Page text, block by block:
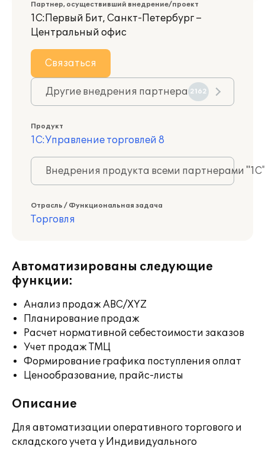
Партнер, осуществивший внедрение/проект
1С:Первый Бит, Санкт-Петербург –
Центральный офис
Связаться
Другие внедрения партнера 2162
Продукт
1С:Управление торговлей 8
Внедрения продукта всеми партнерами
Отрасль / Функциональная задача
Торговля
Автоматизированы следующие
функции:
Анализ продаж ABC/XYZ
Планирование продаж
Расчет нормативной себестоимости заказов
Учет продаж ТМЦ
Формирование графика поступления оплат
Ценообразование, прайс-листы
Описание
Для автоматизации оперативного торгового и
складского учета у Индивидуального